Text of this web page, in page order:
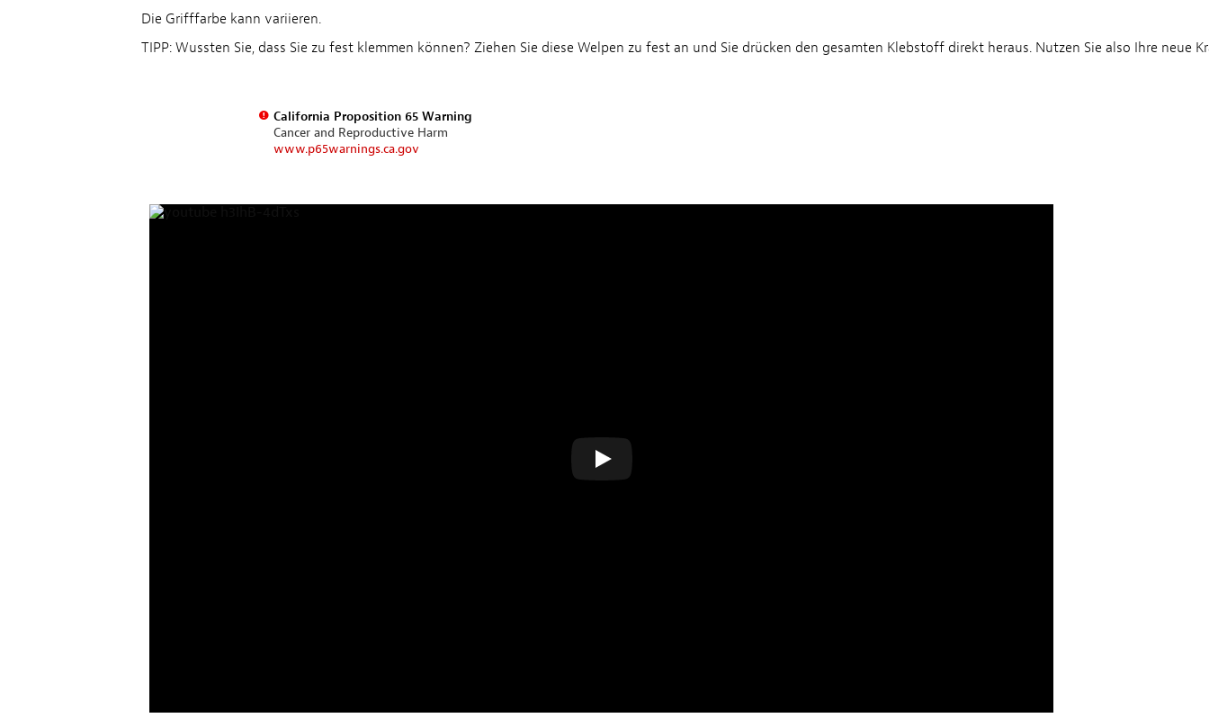
Die Grifffarbe kann variieren.
TIPP: Wussten Sie, dass Sie zu fest klemmen können? Ziehen Sie diese Welpen zu fest an und Sie drücken den gesamten Klebstoff direkt heraus. Nutzen Sie also Ihre neue
California Proposition 65 Warning
Cancer and Reproductive Harm
www.p65warnings.ca.gov